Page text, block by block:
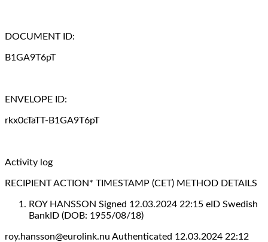
DOCUMENT ID:
B1GA9T6pT
ENVELOPE ID:
rkx0cTaTT-B1GA9T6pT
Activity log
RECIPIENT ACTION* TIMESTAMP (CET) METHOD DETAILS
ROY HANSSON Signed 12.03.2024 22:15 eID Swedish
BankID (DOB: 1955/08/18)
roy.hansson@eurolink.nu Authenticated 12.03.2024 22:12